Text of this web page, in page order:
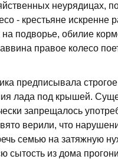
неурядицах,
- крестьяне искренне
подворье, обилие
правое колесо
предписывала
лада под крышей.
запрещалось
верили, что
семью на затяжную
сытость из дома